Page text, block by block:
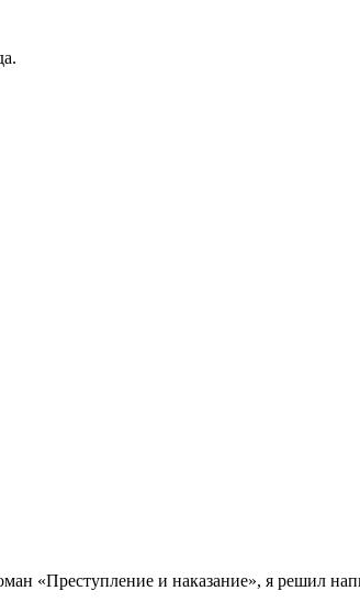
«Преступление и наказание», я решил